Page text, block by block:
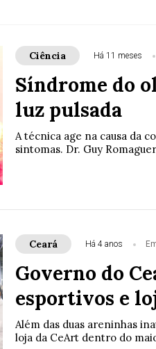
Ciência Há 11 meses
Síndrome do
luz pulsada
A técnica age na causa da
sintomas. Dr. Guy
Ceará Há 4 anos
Governo do
esportivos e
Além das duas areninhas
loja da CeArt dentro do